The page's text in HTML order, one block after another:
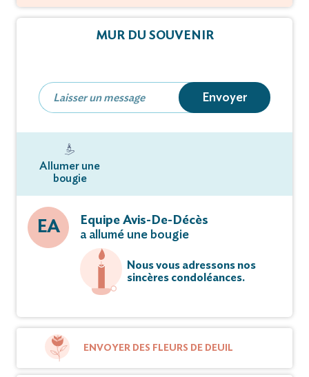
MUR DU SOUVENIR
Envoyer
Allumer une
bougie
EA
Equipe Avis-De-Décès
a allumé une bougie
Nous vous adressons nos
sincères condoléances.
ENVOYER DES FLEURS DE DEUIL